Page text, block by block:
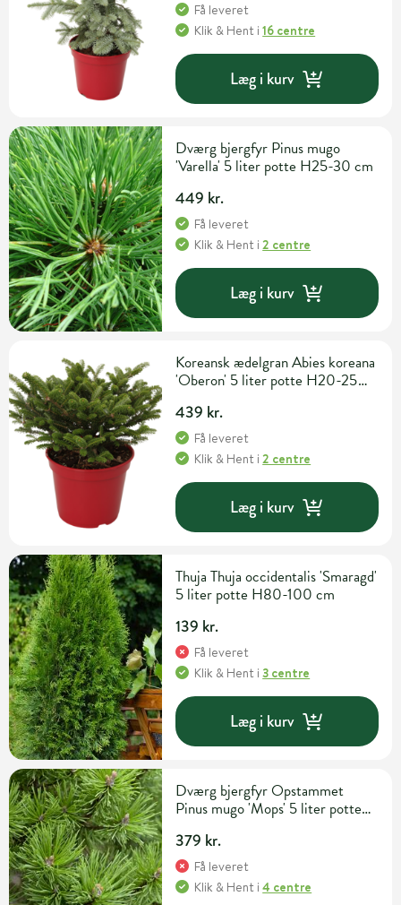
Få leveret
Klik & Hent i16 centre
Læg i kurv
Dværg bjergfyr Pinus mugo
'Varella' 5 liter potte H25-30 cm
449 kr.
Få leveret
Klik & Hent i2 centre
Læg i kurv
Koreansk ædelgran Abies koreana
'Oberon' 5 liter potte H20-25
439 kr.
Få leveret
Klik & Hent i2 centre
Læg i kurv
Thuja Thuja occidentalis 'Smaragd'
5 liter potte H80-100 cm
139 kr.
Få leveret
Klik & Hent i3 centre
Læg i kurv
Dværg bjergfyr Opstammet
Pinus mugo 'Mops' 5 liter potte
379 kr.
Få leveret
Klik & Hent i4 centre